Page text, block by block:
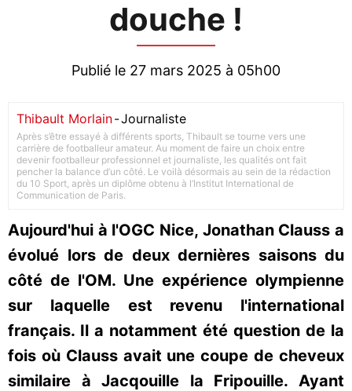
douche !
Publié le 27 mars 2025 à 05h00
Thibault Morlain-Journaliste
Après s’être essayé à différents sports, Thibault se tourne vers une
carrière de footballeur amateur. Au moment de faire un choix entre
devenir footballeur professionnel et journaliste, les qualités ont fait
pencher la balance d’un côté. Le voilà désormais au sein de la rédaction
du 10 Sport, après un diplôme obtenu à l’Institut International de
Communication de Paris.
Aujourd'hui à l'OGC Nice, Jonathan Clauss a
évolué lors de deux dernières saisons du
côté de l'OM. Une expérience olympienne
sur laquelle est revenu l'international
français. Il a notamment été question de la
fois où Clauss avait une coupe de cheveux
similaire à Jacqouille la Fripouille. Ayant